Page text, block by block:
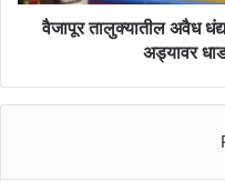
अड्यावरवैजापूर तालुक्यातील अवैध
अड्यावर